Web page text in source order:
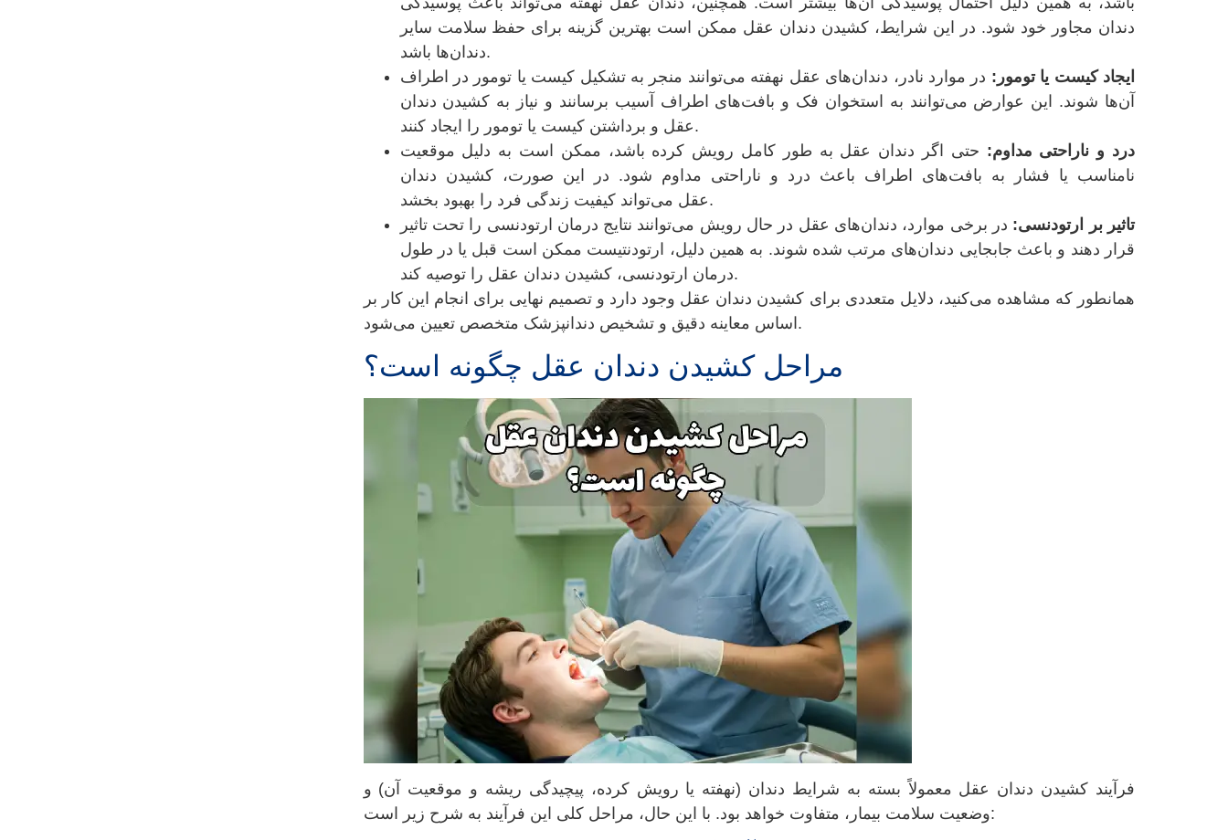
دندان مجاور خود شود. در این شرایط، كشيدن دندان عقل ممکن است بهترین گزینه برای حفظ سلامت سایر
دندان‌ها باشد.
ایجاد کیست یا تومور: در موارد نادر، دندان‌های عقل نهفته می‌توانند منجر به تشکیل کیست یا تومور در اطراف
آن‌ها شوند. این عوارض می‌توانند به استخوان فک و بافت‌های اطراف آسیب برسانند و نیاز به كشيدن دندان
عقل و برداشتن کیست یا تومور را ایجاد کنند.
درد و ناراحتی مداوم: حتی اگر دندان عقل به طور کامل رویش کرده باشد، ممکن است به دلیل موقعیت
نامناسب یا فشار به بافت‌های اطراف باعث درد و ناراحتی مداوم شود. در این صورت، كشيدن دندان
عقل می‌تواند کیفیت زندگی فرد را بهبود بخشد.
تاثیر بر ارتودنسی: در برخی موارد، دندان‌های عقل در حال رویش می‌توانند نتایج درمان ارتودنسی را تحت تاثیر
قرار دهند و باعث جابجایی دندان‌های مرتب شده شوند. به همین دلیل، ارتودنتیست ممکن است قبل یا در طول
درمان ارتودنسی، كشيدن دندان عقل را توصیه کند.
همانطور که مشاهده می‌کنید، دلایل متعددی برای كشيدن دندان عقل وجود دارد و تصمیم نهایی برای انجام این کار بر
اساس معاینه دقیق و تشخیص دندانپزشک متخصص تعیین می‌شود.
مراحل كشيدن دندان عقل چگونه است؟
فرآیند كشيدن دندان عقل معمولاً بسته به شرایط دندان (نهفته یا رویش کرده، پیچیدگی ریشه و موقعیت آن) و
وضعیت سلامت بیمار، متفاوت خواهد بود. با این حال، مراحل کلی این فرآیند به شرح زیر است: